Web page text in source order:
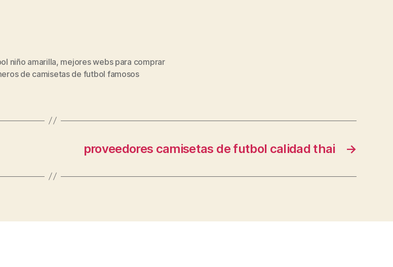
niño amarilla, mejores webs para comprar
de camisetas de futbol famosos
→
proveedores camisetas de futbol calidad thai